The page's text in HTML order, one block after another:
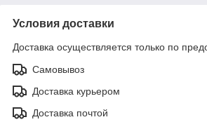
Условия доставки
Доставка осуществляется только по
Самовывоз
Доставка курьером
Доставка почтой